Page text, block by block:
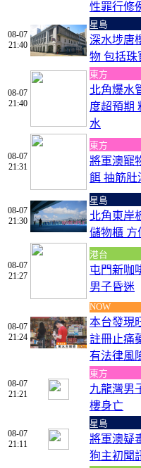
性罪行修
08-07
21:40
星島
深水埗唐
物 包括珠
08-07
21:40
東方
北角爆水
度超預期
水
08-07
21:31
東方
將軍澳寵
餌 抽筋肚
08-07
21:30
星島
北角東岸
儲物櫃 方
08-07
21:27
港台
屯門新咖
男子昏迷
08-07
21:24
NOW
本台發現
註冊止痛
有法律風
08-07
21:21
東方
九龍灣男
樓身亡
08-07
21:11
星島
將軍澳疑
狗主初聞